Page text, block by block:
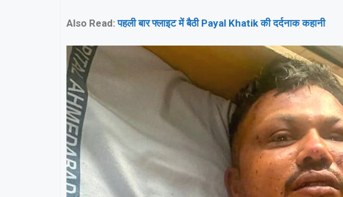
Also Read:पहली बार फ्लाइट में बैठी Payal Khatik की दर्दनाक कहानी